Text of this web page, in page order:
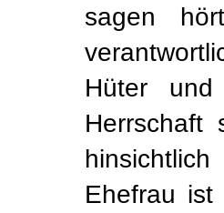
sagen
Hüter
Herrschaft
Ehefrau